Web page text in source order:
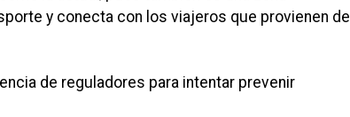
y conecta con los viajeros que provienen de
de reguladores para intentar prevenir